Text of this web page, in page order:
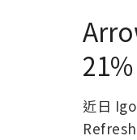
近日